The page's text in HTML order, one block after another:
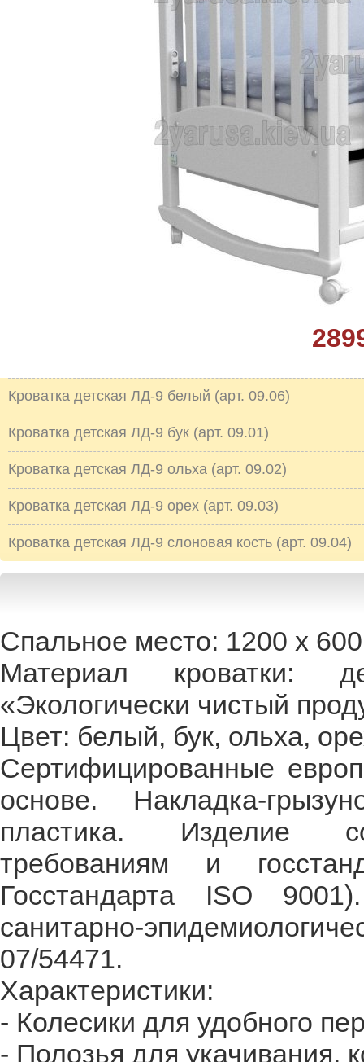
Кроватка детская ЛД-9 белый (арт. 09.06)
Кроватка детская ЛД-9 бук (арт. 09.01)
Кроватка детская ЛД-9 ольха (арт. 09.02)
Кроватка детская ЛД-9 орех (арт. 09.03)
Кроватка детская ЛД-9 слоновая кость (арт. 09.04)
Спальное место: 1200 х
Материал кроватки:
«Экологически чистый
Цвет: белый, бук, ольха,
Сертифицированные
основе. Накладка-
пластика. Изделие
требованиям и
Госстандарта ISO
санитарно-
07/54471.
Характеристики:
- Колесики для удобного
- Полозья для укачивания,